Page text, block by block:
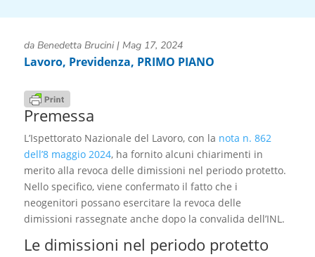
da Benedetta Brucini| Mag 17, 2024
Lavoro, Previdenza, PRIMO PIANO
Premessa
L’Ispettorato Nazionale del Lavoro, con la nota n. 862
dell’8 maggio 2024, ha fornito alcuni chiarimenti in
merito alla revoca delle dimissioni nel periodo protetto.
Nello specifico, viene confermato il fatto che i
neogenitori possano esercitare la revoca delle
dimissioni rassegnate anche dopo la convalida dell’INL.
Le dimissioni nel periodo protetto